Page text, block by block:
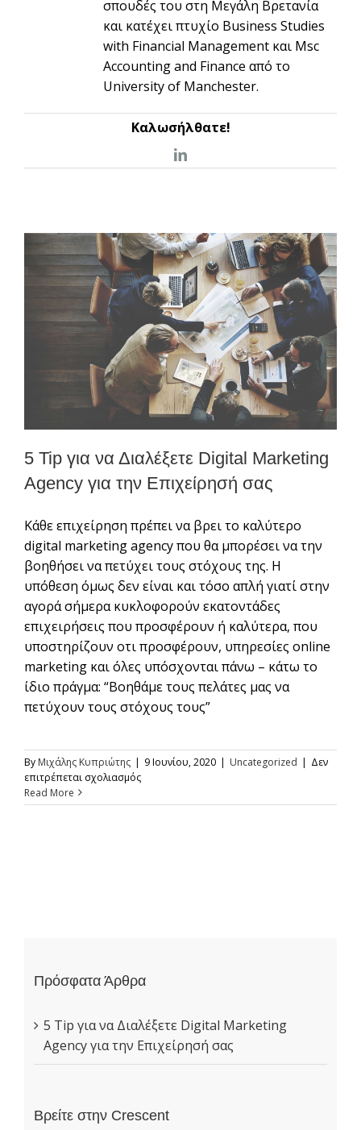
σπουδές του στη Μεγάλη Βρετανία
και κατέχει πτυχίο Business Studies
with Financial Management και Μsc
Accounting and Finance από το
University of Manchester.
Καλωσήλθατε!
linkedin
5 Tip για να Διαλέξετε Digital Marketing
Agency για την Επιχείρησή σας
Kάθε επιχείρηση πρέπει να βρει το καλύτερο
digital marketing agency που θα μπορέσει να την
βοηθήσει να πετύχει τους στόχους της. Η
υπόθεση όμως δεν είναι και τόσο απλή γιατί στην
αγορά σήμερα κυκλοφορούν εκατοντάδες
επιχειρήσεις που προσφέρουν ή καλύτερα, που
υποστηρίζουν οτι προσφέρουν, υπηρεσίες online
marketing και όλες υπόσχονται πάνω – κάτω το
ίδιο πράγμα: “Βοηθάμε τους πελάτες μας να
πετύχουν τους στόχους τους”
By Μιχάλης Κυπριώτης | 9 Ιουνίου, 2020 | Uncategorized | Δεν
επιτρέπεται σχολιασμόςστο
Tip
Read More
Πρόσφατα Άρθρα
5 Tip για να Διαλέξετε Digital Marketing
Agency για την Επιχείρησή σας
Βρείτε στην Crescent